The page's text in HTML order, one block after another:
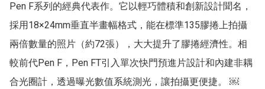
Pen F系列的經典代表作。它以輕巧體積和創新設計聞名，
採用18×24mm垂直半畫幅格式，能在標準135膠捲上拍攝
兩倍數量的照片（約72張），大大提升了膠捲經濟性。相
較前代Pen F，Pen FT引入單次快門預進片設計和內建非耦
合光圈計，透過曝光數值系統測光，讓拍攝更便捷。 ￼